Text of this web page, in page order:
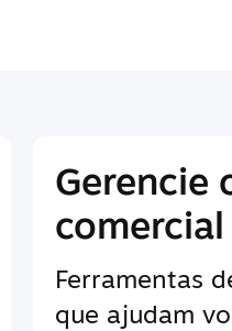
Gerencie
Ferramentas
que ajudam